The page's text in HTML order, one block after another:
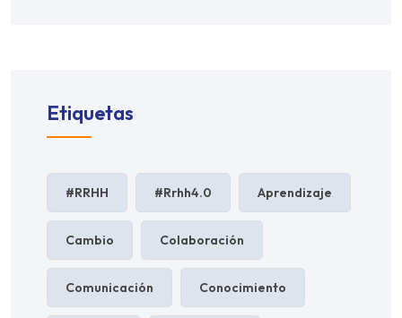
Etiquetas
#RRHH #rrhh4.0 Aprendizaje
Cambio Colaboración
Comunicación Conocimiento